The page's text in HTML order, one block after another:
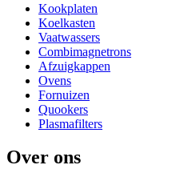
Kookplaten
Koelkasten
Vaatwassers
Combimagnetrons
Afzuigkappen
Ovens
Fornuizen
Quookers
Plasmafilters
Over ons